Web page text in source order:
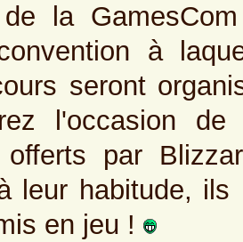
la
à
seront
l'occasion de
offerts par
leur habitude,
en jeu !